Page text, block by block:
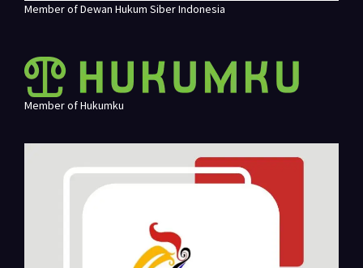
Member of Dewan Hukum Siber Indonesia
Member of Hukumku